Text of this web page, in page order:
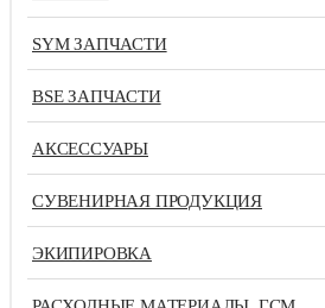
SYM ЗАПЧАСТИ
BSE ЗАПЧАСТИ
АКСЕССУАРЫ
СУВЕНИРНАЯ ПРОДУКЦИЯ
ЭКИПИРОВКА